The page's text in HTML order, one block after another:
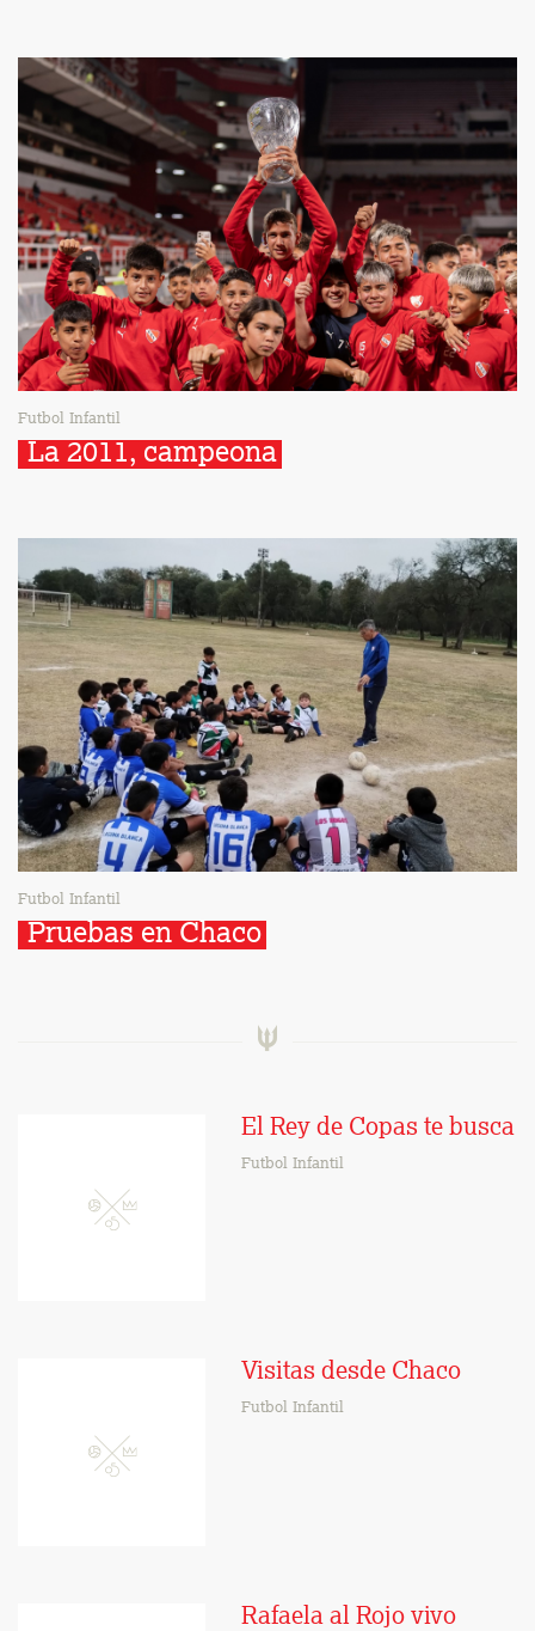
Futbol Infantil
La 2011, campeona
Futbol Infantil
Pruebas en Chaco
El Rey de Copas te busca
Futbol Infantil
Visitas desde Chaco
Futbol Infantil
Rafaela al Rojo vivo